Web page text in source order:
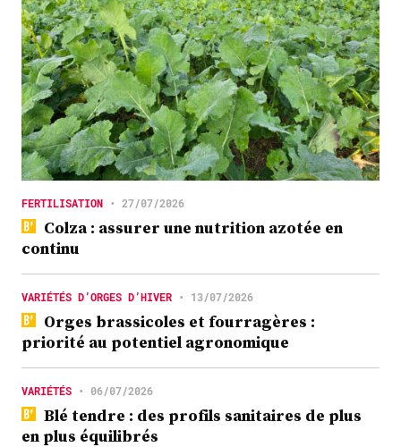
FERTILISATION • 27/07/2026
Colza : assurer une nutrition azotée en
continu
VARIÉTÉS D’ORGES D’HIVER • 13/07/2026
Orges brassicoles et fourragères :
priorité au potentiel agronomique
VARIÉTÉS • 06/07/2026
Blé tendre : des profils sanitaires de plus
en plus équilibrés